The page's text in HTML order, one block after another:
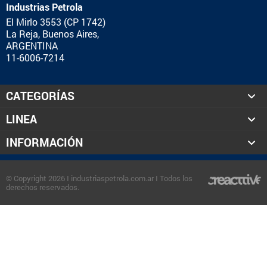
Industrias Petrola
El Mirlo 3553 (CP 1742)
La Reja, Buenos Aires,
ARGENTINA
11-6006-7214
CATEGORÍAS
LINEA
INFORMACIÓN
© Copyright 2026 I industriaspetrola.com.ar I Todos los
derechos reservados.